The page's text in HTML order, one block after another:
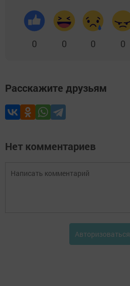
0 0 0 0
Расскажите друзьям
Нет комментариев
Авторизоваться